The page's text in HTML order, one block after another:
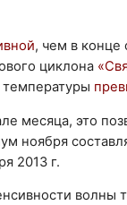
, чем в конце
циклона
месяца, это
ноября
2013 г.
волны